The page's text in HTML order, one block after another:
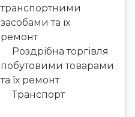
транспортними
засобами та їх
ремонт
Роздрібна торгівля
побутовими товарами
та їх ремонт
Транспорт